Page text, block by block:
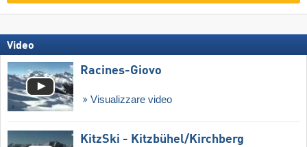
Video
Racines-Giovo
Visualizzare video
KitzSki - Kitzbühel/​Kirchberg